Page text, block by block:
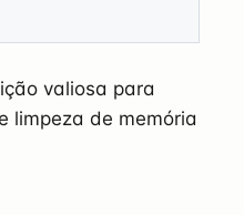
valiosa para
limpeza de memória